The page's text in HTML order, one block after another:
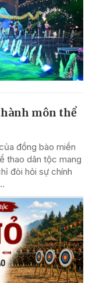
môn thể
đồng bào miền
thao dân tộc mang
đòi hỏi sự chính